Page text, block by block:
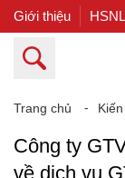
Giới thiệu HSNL
Trang chủ ⁃
Công ty
về dịch vụ